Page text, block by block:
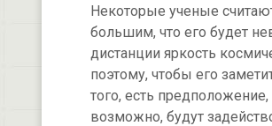
Некоторые ученые
большим, что его будет
дистанции яркость
поэтому, чтобы его
того, есть
возможно, будут